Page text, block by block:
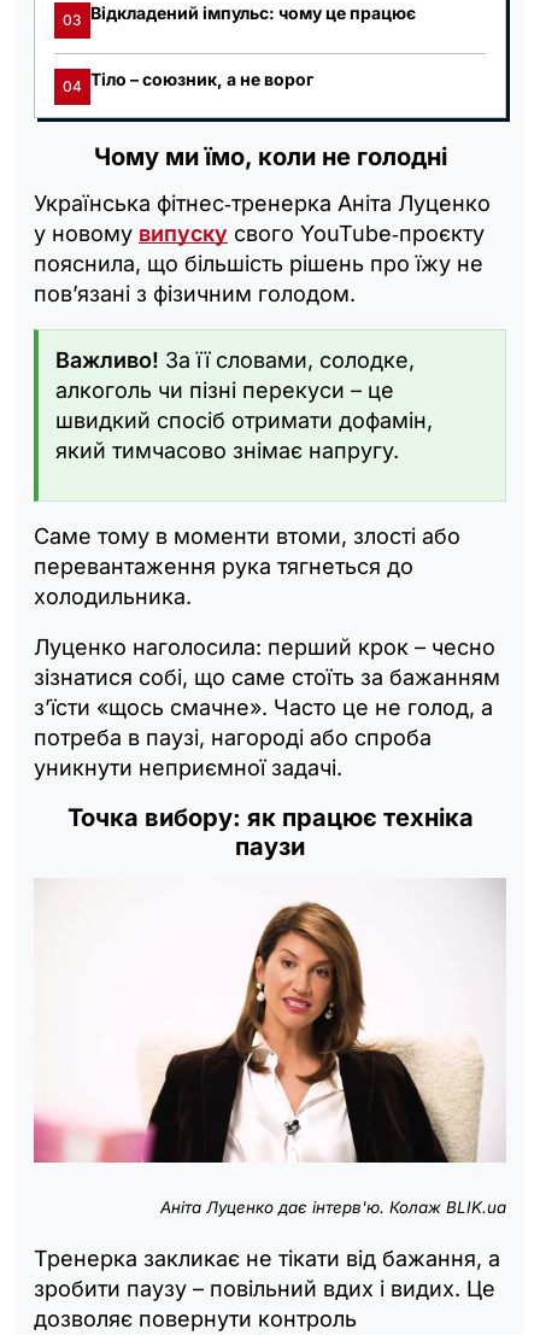
03 Відкладений імпульс: чому це працює
04 Тіло – союзник, а не ворог
Чому ми їмо, коли не голодні
Українська фітнес‑тренерка Аніта Луценко
у новому випуску свого YouTube‑проєкту
пояснила, що більшість рішень про їжу не
пов’язані з фізичним голодом.
Важливо! За її словами, солодке,
алкоголь чи пізні перекуси – це
швидкий спосіб отримати дофамін,
який тимчасово знімає напругу.
Саме тому в моменти втоми, злості або
перевантаження рука тягнеться до
холодильника.
Луценко наголосила: перший крок – чесно
зізнатися собі, що саме стоїть за бажанням
з’їсти «щось смачне». Часто це не голод, а
потреба в паузі, нагороді або спроба
уникнути неприємної задачі.
Точка вибору: як працює техніка
паузи
Аніта Луценко дає інтерв'ю. Колаж BLIK.ua
Тренерка закликає не тікати від бажання, а
зробити паузу – повільний вдих і видих. Це
дозволяє повернути контроль